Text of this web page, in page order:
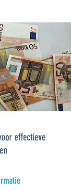
effectieve